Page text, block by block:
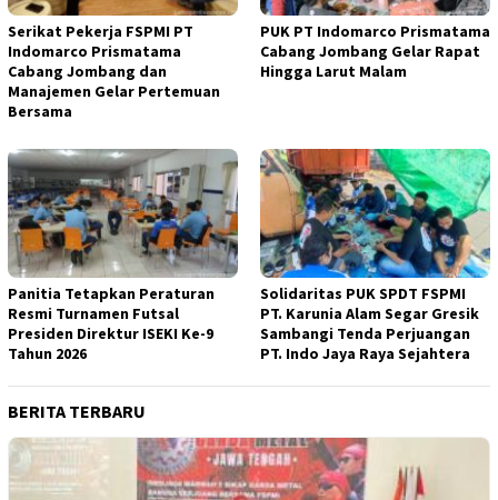
Serikat Pekerja FSPMI PT
Indomarco Prismatama
Cabang Jombang dan
Manajemen Gelar Pertemuan
Bersama
PUK PT Indomarco Prismatama
Cabang Jombang Gelar Rapat
Hingga Larut Malam
Panitia Tetapkan Peraturan
Resmi Turnamen Futsal
Presiden Direktur ISEKI Ke-9
Tahun 2026
Solidaritas PUK SPDT FSPMI
PT. Karunia Alam Segar Gresik
Sambangi Tenda Perjuangan
PT. Indo Jaya Raya Sejahtera
BERITA TERBARU